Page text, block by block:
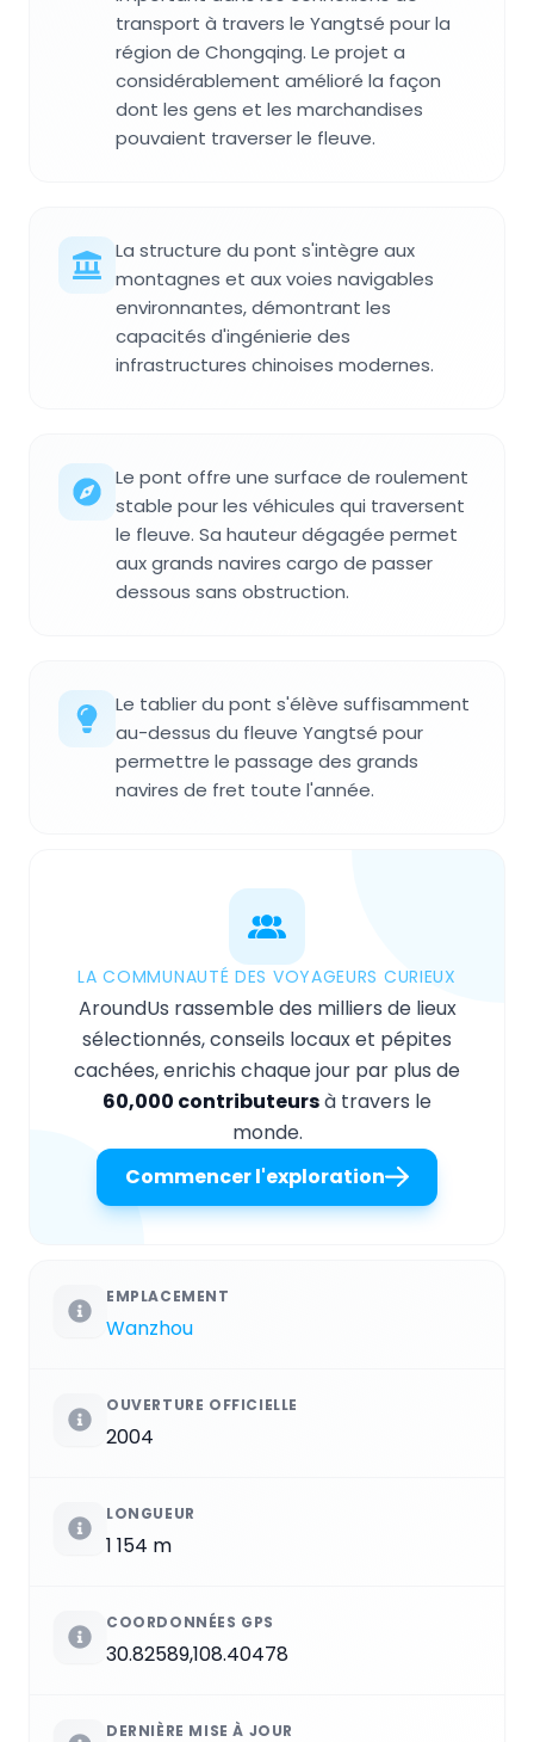
transport à travers le Yangtsé pour la
région de Chongqing. Le projet a
considérablement amélioré la façon
dont les gens et les marchandises
pouvaient traverser le fleuve.
La structure du pont s'intègre aux
montagnes et aux voies navigables
environnantes, démontrant les
capacités d'ingénierie des
infrastructures chinoises modernes.
Le pont offre une surface de roulement
stable pour les véhicules qui traversent
le fleuve. Sa hauteur dégagée permet
aux grands navires cargo de passer
dessous sans obstruction.
Le tablier du pont s'élève suffisamment
au-dessus du fleuve Yangtsé pour
permettre le passage des grands
navires de fret toute l'année.
LA COMMUNAUTÉ DES VOYAGEURS CURIEUX
AroundUs rassemble des milliers de lieux
sélectionnés, conseils locaux et pépites
cachées, enrichis chaque jour par plus de
60,000 contributeursà travers le
monde.
Commencer l'exploration
EMPLACEMENT
Wanzhou
OUVERTURE OFFICIELLE
2004
LONGUEUR
1 154 m
COORDONNÉES GPS
30.82589,108.40478
DERNIÈRE MISE À JOUR